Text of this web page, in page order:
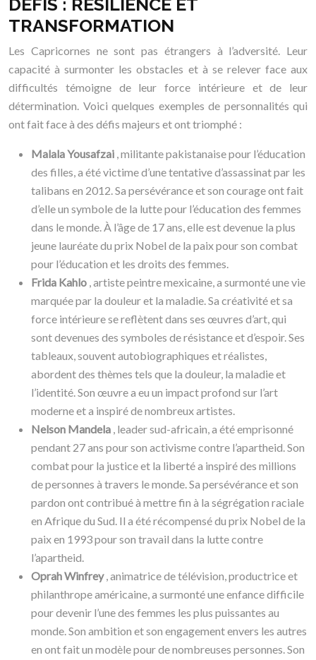
DÉFIS : RÉSILIENCE ET
TRANSFORMATION
Les Capricornes ne sont pas étrangers à l’adversité. Leur
capacité à surmonter les obstacles et à se relever face aux
difficultés témoigne de leur force intérieure et de leur
détermination. Voici quelques exemples de personnalités qui
ont fait face à des défis majeurs et ont triomphé :
Malala Yousafzai , militante pakistanaise pour l’éducation
des filles, a été victime d’une tentative d’assassinat par les
talibans en 2012. Sa persévérance et son courage ont fait
d’elle un symbole de la lutte pour l’éducation des femmes
dans le monde. À l’âge de 17 ans, elle est devenue la plus
jeune lauréate du prix Nobel de la paix pour son combat
pour l’éducation et les droits des femmes.
Frida Kahlo , artiste peintre mexicaine, a surmonté une vie
marquée par la douleur et la maladie. Sa créativité et sa
force intérieure se reflètent dans ses œuvres d’art, qui
sont devenues des symboles de résistance et d’espoir. Ses
tableaux, souvent autobiographiques et réalistes,
abordent des thèmes tels que la douleur, la maladie et
l’identité. Son œuvre a eu un impact profond sur l’art
moderne et a inspiré de nombreux artistes.
Nelson Mandela , leader sud-africain, a été emprisonné
pendant 27 ans pour son activisme contre l’apartheid. Son
combat pour la justice et la liberté a inspiré des millions
de personnes à travers le monde. Sa persévérance et son
pardon ont contribué à mettre fin à la ségrégation raciale
en Afrique du Sud. Il a été récompensé du prix Nobel de la
paix en 1993 pour son travail dans la lutte contre
l’apartheid.
Oprah Winfrey, animatrice de télévision, productrice et
philanthrope américaine, a surmonté une enfance difficile
pour devenir l’une des femmes les plus puissantes au
monde. Son ambition et son engagement envers les autres
en ont fait un modèle pour de nombreuses personnes. Son